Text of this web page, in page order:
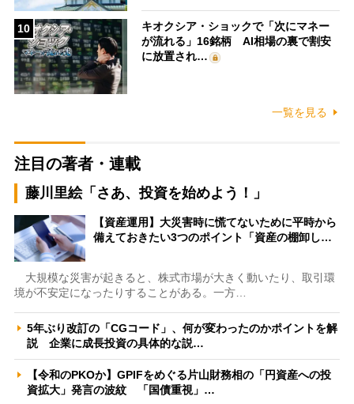
10
キオクシア・ショックで「次にマネー
が流れる」16銘柄 AI相場の裏で割安
に放置され…
一覧を見る
注目の著者・連載
藤川里絵「さあ、投資を始めよう！」
【資産運用】大災害時に慌てないために平時から
備えておきたい3つのポイント「資産の棚卸し…
大規模な災害が起きると、株式市場が大きく動いたり、取引環
境が不安定になったりすることがある。一方…
5年ぶり改訂の「CGコード」、何が変わったのかポイントを解
説 企業に成長投資の具体的な説…
【令和のPKOか】GPIFをめぐる片山財務相の「円資産への投
資拡大」発言の波紋 「国債重視」…